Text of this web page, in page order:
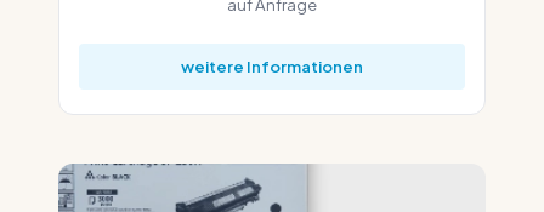
auf Anfrage
weitere Informationen